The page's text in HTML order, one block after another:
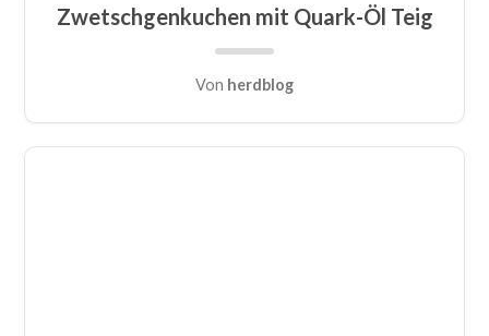
Zwetschgenkuchen mit Quark-Öl Teig
Von herdblog